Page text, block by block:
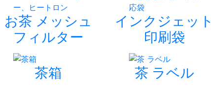
お茶 メッシュ
フィルター
インクジェット
印刷袋
茶箱 茶 ラベル